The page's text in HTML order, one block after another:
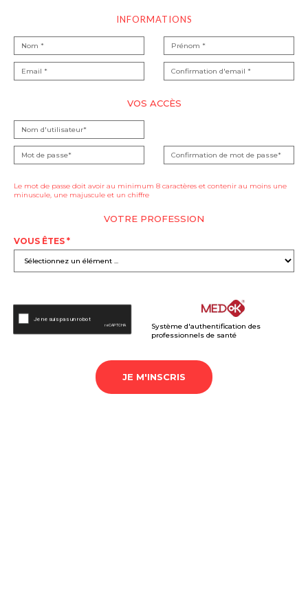
INFORMATIONS
VOS ACCÈS
Le mot de passe doit avoir au minimum 8 caractères et contenir au moins une
minuscule, une majuscule et un chiffre
VOTRE PROFESSION
VOUS ÊTES *
Système d'authentification des
professionnels de santé
JE M'INSCRIS